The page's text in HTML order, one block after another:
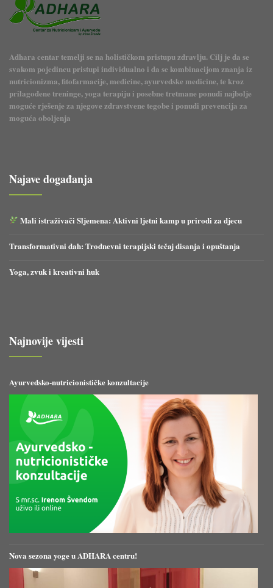
Adhara centar temelji se na holističkom pristupu zdravlju. Cilj je da se
svakom pojedincu pristupi individualno i da se kombinacijom znanja iz
nutricionizma, fitofarmacije, medicine, ayurvedske medicine, te kroz
prilagođene treninge, yoga terapiju i posebne tretmane ponudi najbolje
moguće rješenje za njegove zdravstvene tegobe i ponudi prevencija za
moguća oboljenja
Najave događanja
Mali istraživači Sljemena: Aktivni ljetni kamp u prirodi za djecu
Transformativni dah: Trodnevni terapijski tečaj disanja i opuštanja
Yoga, zvuk i kreativni huk
Najnovije vijesti
Ayurvedsko-nutricionističke konzultacije
Nova sezona yoge u ADHARA centru!